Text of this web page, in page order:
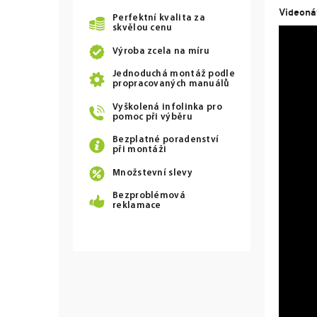
Perfektní kvalita za
skvělou cenu
Výroba zcela na míru
Jednoduchá montáž podle
propracovaných manuálů
Vyškolená infolinka pro
pomoc při výběru
Bezplatné poradenství
při montáži
Množstevní slevy
Bezproblémová
reklamace